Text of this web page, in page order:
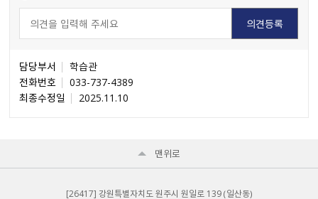
담당부서
학습관
전화번호
033-737-4389
최종수정일
2025.11.10
맨위로
[26417] 강원특별자치도 원주시 원일로 139 （일산동）